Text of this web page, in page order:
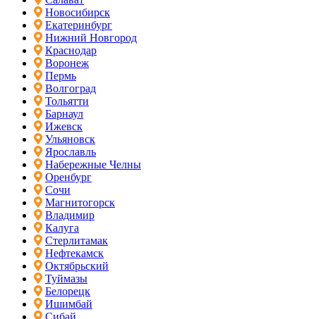
Новосибирск
Екатеринбург
Нижний Новгород
Краснодар
Воронеж
Пермь
Волгоград
Тольятти
Барнаул
Ижевск
Ульяновск
Ярославль
Набережные Челны
Оренбург
Сочи
Магнитогорск
Владимир
Калуга
Стерлитамак
Нефтекамск
Октябрьский
Туймазы
Белорецк
Ишимбай
Сибай